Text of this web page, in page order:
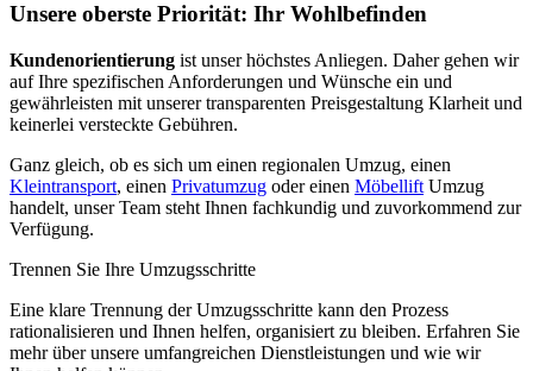
Unsere oberste Priorität: Ihr Wohlbefinden
Kundenorientierung ist unser höchstes Anliegen. Daher gehen wir
auf Ihre spezifischen Anforderungen und Wünsche ein und
gewährleisten mit unserer transparenten Preisgestaltung Klarheit und
keinerlei versteckte Gebühren.
Ganz gleich, ob es sich um einen regionalen Umzug, einen
Kleintransport, einen Privatumzug oder einen Möbellift Umzug
handelt, unser Team steht Ihnen fachkundig und zuvorkommend zur
Verfügung.
Trennen Sie Ihre Umzugsschritte
Eine klare Trennung der Umzugsschritte kann den Prozess
rationalisieren und Ihnen helfen, organisiert zu bleiben. Erfahren Sie
mehr über unsere umfangreichen Dienstleistungen und wie wir